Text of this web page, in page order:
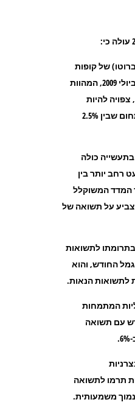
של קופות
ביולי 2009, המהוות
צפויה להיות
שבין 2.5%
כולה
רחב יותר בין
כאשר המדד המשוקלל
על תשואה של
לתשואות
החודש, והוא
לתשואות הנאות.
המתמחות
עם תשואה
תרמו לתשואה
משמעותית.